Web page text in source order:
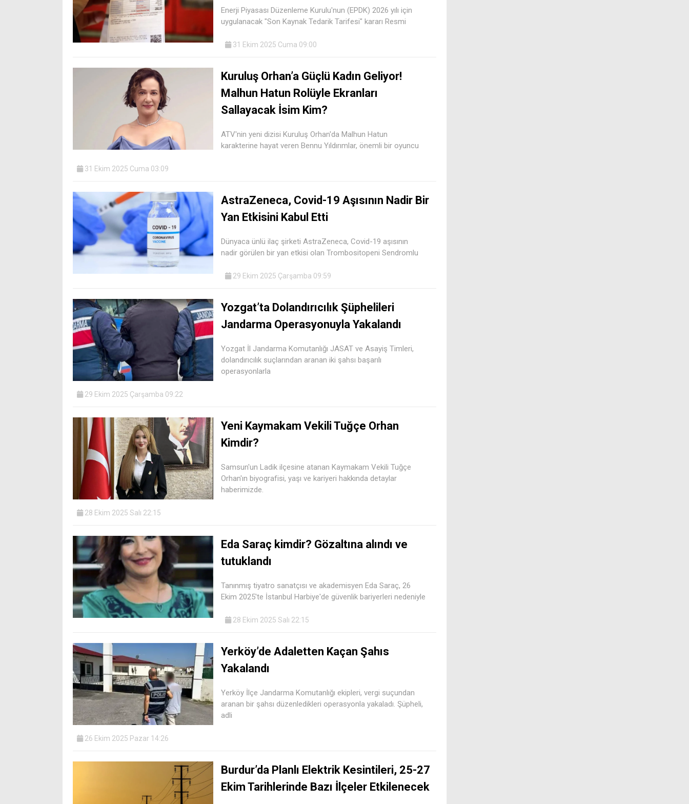
Enerji Piyasası Düzenleme Kurulu'nun (EPDK) 2026 yılı için
uygulanacak "Son Kaynak Tedarik Tarifesi" kararı Resmi
31 Ekim 2025 Cuma 09:00
Kuruluş Orhan’a Güçlü Kadın Geliyor!
Malhun Hatun Rolüyle Ekranları
Sallayacak İsim Kim?
ATV'nin yeni dizisi Kuruluş Orhan'da Malhun Hatun
karakterine hayat veren Bennu Yıldırımlar, önemli bir oyuncu
31 Ekim 2025 Cuma 03:09
AstraZeneca, Covid-19 Aşısının Nadir Bir
Yan Etkisini Kabul Etti
Dünyaca ünlü ilaç şirketi AstraZeneca, Covid-19 aşısının
nadir görülen bir yan etkisi olan Trombositopeni Sendromlu
29 Ekim 2025 Çarşamba 09:59
Yozgat’ta Dolandırıcılık Şüphelileri
Jandarma Operasyonuyla Yakalandı
Yozgat İl Jandarma Komutanlığı JASAT ve Asayiş Timleri,
dolandırıcılık suçlarından aranan iki şahsı başarılı
operasyonlarla
29 Ekim 2025 Çarşamba 09:22
Yeni Kaymakam Vekili Tuğçe Orhan
Kimdir?
Samsun'un Ladik ilçesine atanan Kaymakam Vekili Tuğçe
Orhan'ın biyografisi, yaşı ve kariyeri hakkında detaylar
haberimizde.
28 Ekim 2025 Salı 22:15
Eda Saraç kimdir? Gözaltına alındı ve
tutuklandı
Tanınmış tiyatro sanatçısı ve akademisyen Eda Saraç, 26
Ekim 2025'te İstanbul Harbiye'de güvenlik bariyerleri nedeniyle
28 Ekim 2025 Salı 22:15
Yerköy’de Adaletten Kaçan Şahıs
Yakalandı
Yerköy İlçe Jandarma Komutanlığı ekipleri, vergi suçundan
aranan bir şahsı düzenledikleri operasyonla yakaladı. Şüpheli,
adli
26 Ekim 2025 Pazar 14:26
Burdur’da Planlı Elektrik Kesintileri, 25-27
Ekim Tarihlerinde Bazı İlçeler Etkilenecek